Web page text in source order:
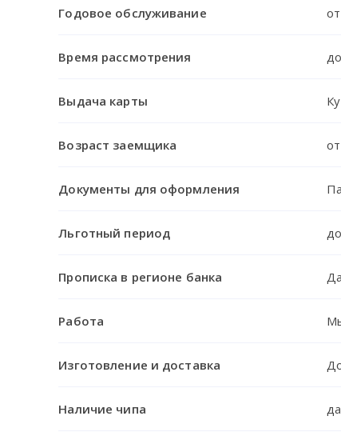
Годовое обслуживание
Время рассмотрения
Выдача карты
Возраст заемщика
Документы для оформления
Льготный период
Прописка в регионе банка Да
Работа
Изготовление и доставка
Наличие чипа да